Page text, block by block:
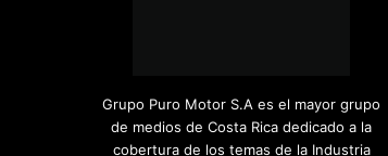
Grupo Puro Motor S.A es el mayor grupo
de medios de Costa Rica dedicado a la
cobertura de los temas de la Industria